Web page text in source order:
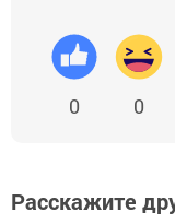
0 0
Расскажите